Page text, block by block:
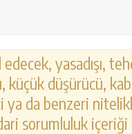
yasadışı,
küçük düşürücü,
ya da benzeri
sorumluluk